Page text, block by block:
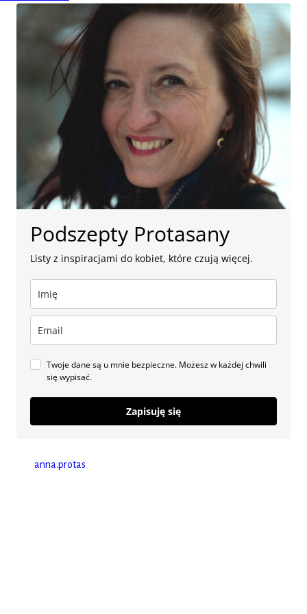
Podszepty Protasany
Listy z inspiracjami do kobiet, które czują więcej.
Twoje dane są u mnie bezpieczne. Możesz w każdej chwili
się wypisać.
Zapisuję się
anna.protas